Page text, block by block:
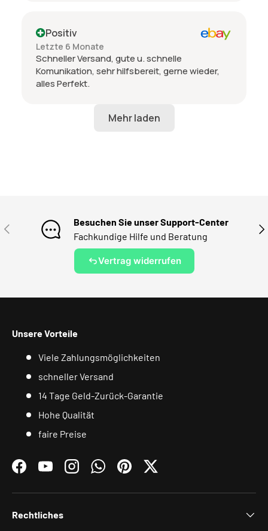
Positiv
Letzte 6 Monate
Schneller Versand, gute u. schnelle
Komunikation, sehr hilfsbereit, gerne wieder,
alles Perfekt.
VORHERIGE
Besuchen Sie unser Support-Center
Fachkundige Hilfe und Beratung
Vertrag widerrufen
Unsere Vorteile
Viele Zahlungsmöglichkeiten
schneller Versand
14 Tage Geld-Zurück-Garantie
Hohe Qualität
faire Preise
FacebookYouTubeInstagramWhatsAppPinterestTwitter
Rechtliches